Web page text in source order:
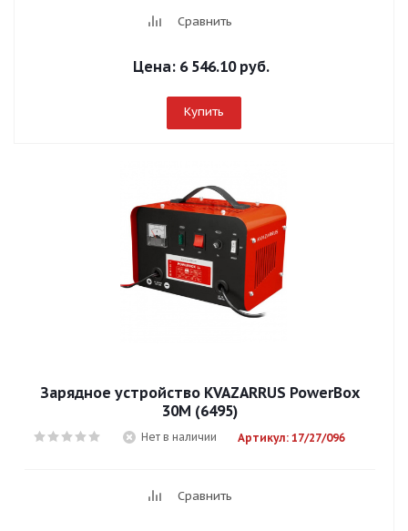
Сравнить
Цена: 6 546.10 руб.
Купить
Зарядное устройство KVAZARRUS PowerBox
30M (6495)
Нет в наличии Артикул: 17/27/096
Сравнить